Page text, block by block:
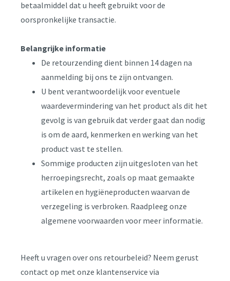
betaalmiddel dat u heeft gebruikt voor de
oorspronkelijke transactie.
Belangrijke informatie
De retourzending dient binnen 14 dagen na
aanmelding bij ons te zijn ontvangen.
U bent verantwoordelijk voor eventuele
waardevermindering van het product als dit het
gevolg is van gebruik dat verder gaat dan nodig
is om de aard, kenmerken en werking van het
product vast te stellen.
Sommige producten zijn uitgesloten van het
herroepingsrecht, zoals op maat gemaakte
artikelen en hygiëneproducten waarvan de
verzegeling is verbroken. Raadpleeg onze
algemene voorwaarden voor meer informatie.
Heeft u vragen over ons retourbeleid? Neem gerust
contact op met onze klantenservice via